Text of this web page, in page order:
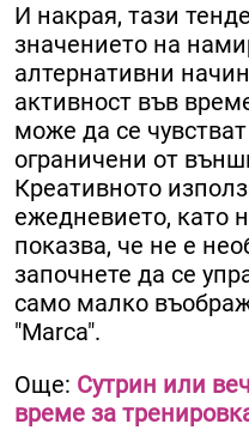
И накрая, тази
значението на
алтернативни
активност във
може да се
ограничени от
Креативното
ежедневието, като
показва, че не е
започнете да се
само малко
"Marca".
Още: Сутрин или
време за